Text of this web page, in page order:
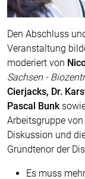
Den Abschluss
Veranstaltung
moderiert von
Sachsen -
Cierjacks, Dr.
Pascal Bunk
Arbeitsgruppe
Diskussion und
Grundtenor der
Es muss